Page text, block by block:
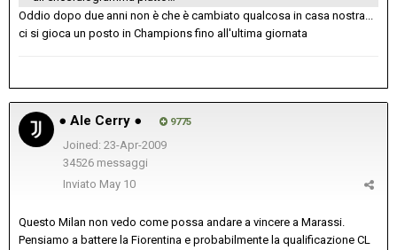
Oddio dopo due anni non è che è cambiato qualcosa in casa nostra...
ci si gioca un posto in Champions fino all'ultima giornata
● Ale Cerry ● 9775
Joined: 23-Apr-2009
34526 messaggi
Inviato May 10
Questo Milan non vedo come possa andare a vincere a Marassi.
Pensiamo a battere la Fiorentina e probabilmente la qualificazione CL